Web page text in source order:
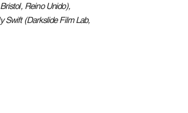
Reino Unido),
Swift (Darkslide Film Lab,